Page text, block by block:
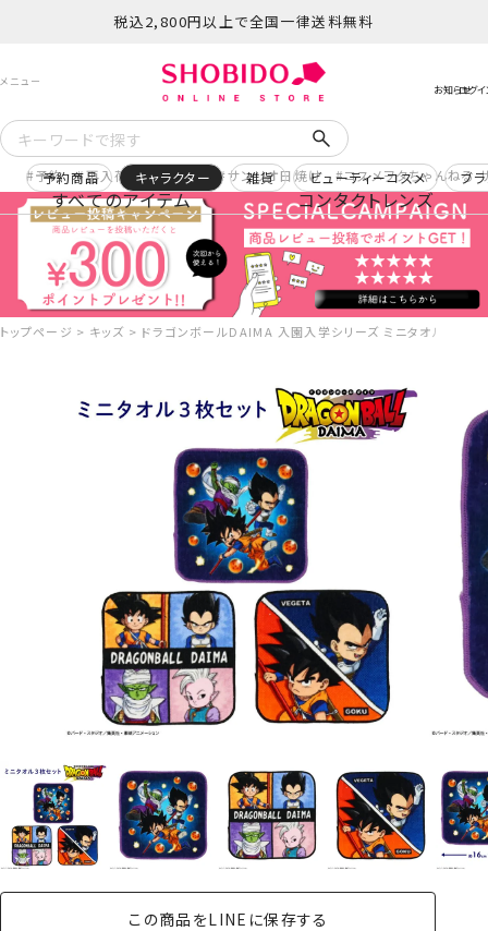
税込2,800円以上で全国一律送料無料
予約 再入荷 ヒロアカ サンリオ日焼け コスメヲタちゃんねる
すべてのアイテム コンタクトレンズ
予約商品 キャラクター 雑貨 ビューティーコスメ ブ
トップページ キッズ ドラゴンボールDAIMA 入園入学シリーズ ミニタオル3枚
この商品をLINEに保存する